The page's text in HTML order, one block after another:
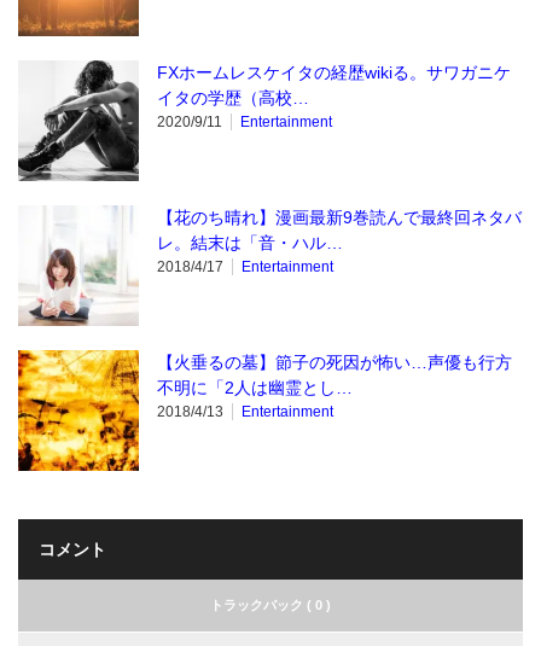
FXホームレスケイタの経歴wikiる。サワガニケ
イタの学歴（高校…
2020/9/11 Entertainment
【花のち晴れ】漫画最新9巻読んで最終回ネタバ
レ。結末は「音・ハル…
2018/4/17 Entertainment
【火垂るの墓】節子の死因が怖い…声優も行方
不明に「2人は幽霊とし…
2018/4/13 Entertainment
コメント
トラックバック ( 0 )